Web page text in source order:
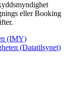
eller Booking
(IMY)
(Datatilsynet)